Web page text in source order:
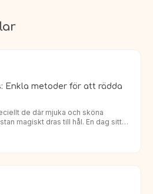
Enkla metoder för att rädda
de där mjuka och sköna
magiskt dras till hål. En dag sitter
eller rumpan fått ett oö…